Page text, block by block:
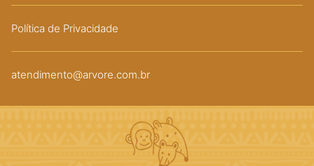
Política de Privacidade
atendimento@arvore.com.br